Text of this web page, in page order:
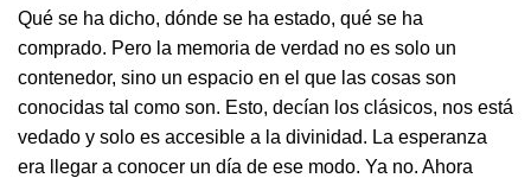
Qué se ha dicho, dónde se ha estado, qué se ha
comprado. Pero la memoria de verdad no es solo un
contenedor, sino un espacio en el que las cosas son
conocidas tal como son. Esto, decían los clásicos, nos está
vedado y solo es accesible a la divinidad. La esperanza
era llegar a conocer un día de ese modo. Ya no. Ahora